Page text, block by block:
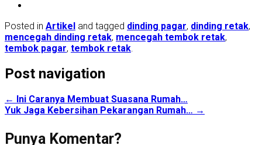
Posted in Artikel and tagged dinding pagar, dinding retak,
mencegah dinding retak, mencegah tembok retak,
tembok pagar, tembok retak.
Post navigation
← Ini Caranya Membuat Suasana Rumah…
Yuk Jaga Kebersihan Pekarangan Rumah… →